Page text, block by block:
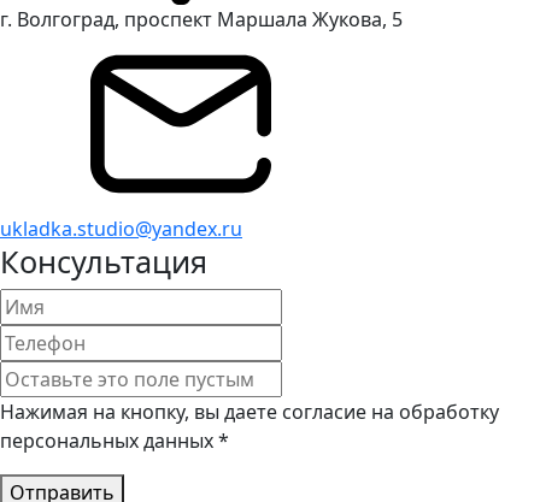
г. Волгоград, проспект Маршала Жукова, 5
ukladka.studio@yandex.ru
Консультация
Нажимая на кнопку, вы даете согласие на обработку
персональных данных *
Отправить